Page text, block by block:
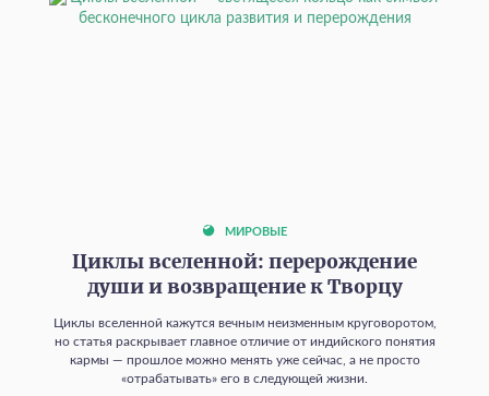
МИРОВЫЕ
Циклы вселенной: перерождение
души и возвращение к Творцу
Циклы вселенной кажутся вечным неизменным круговоротом,
но статья раскрывает главное отличие от индийского понятия
кармы — прошлое можно менять уже сейчас, а не просто
«отрабатывать» его в следующей жизни.